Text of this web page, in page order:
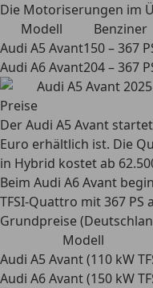
Die Motoriserungen im
Modell
Benziner
Audi A5 Avant150 – 367
Audi A6 Avant204 – 367
Preise
Der Audi A5 Avant
Euro erhältlich ist. Die
in Hybrid kostet ab
Beim Audi A6 Avant
TFSI-Quattro mit 367 PS
Grundpreise
Modell
Audi A5 Avant (110 kW
Audi A6 Avant (150 kW